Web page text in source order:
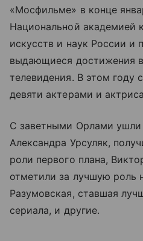
«Мосфильме» в конце
Национальной академией
искусств и наук России и
выдающиеся достижения
телевидения. В этом году
девяти актерами и
С заветными Орлами ушли
Александра Урсуляк,
роли первого плана,
отметили за лучшую роль
Разумовская, ставшая
сериала, и другие.